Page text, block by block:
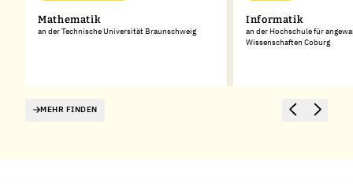
Mathematik
an der Technische Universität Braunschweig
Informatik
an der Hochschule für
Wissenschaften Coburg
MEHR FINDEN